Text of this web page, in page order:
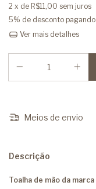
2 x de R$11,00 sem juros
5% de desconto
Ver mais detalhes
Meios de envio
Descrição
Toalha de mão da